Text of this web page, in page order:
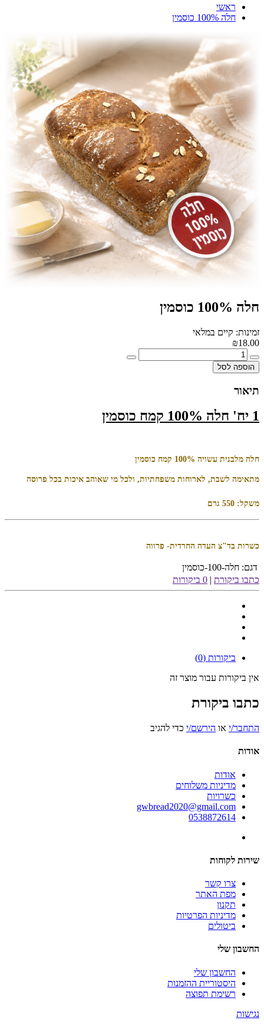
ראשי
חלה 100% כוסמין
חלה 100% כוסמין
זמינות: קיים במלאי
₪18.00
הוספה לסל
תיאור
1 יח' חלה 100% קמח כוסמין
חלה מלבנית עשויה 100% קמח כוסמין
מתאימה לשבת, לארוחות משפחתיות, ולכל מי שאוהב איכות בכל פרוסה
משקל: 550 גרם
כשרות בד"צ העדה החרדית- פרווה
דגם: חלה-100-כוסמין
כתבו ביקורת | 0 ביקורות
ביקורות (0)
אין ביקורות עבור מוצר זה
כתבו ביקורת
התחבר/י או הירשם/י כדי להגיב
אודות
אודות
מדיניות משלוחים
כשרויות
gwbread2020@gmail.com
0538872614
שירות לקוחות
צרו קשר
מפת האתר
תקנון
מדיניות הפרטיות
ביטולים
החשבון שלי
החשבון שלי
היסטוריית ההזמנות
רשימת תפוצה
נגישות